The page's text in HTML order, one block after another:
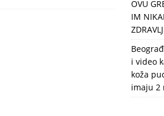
OVU
IM
i video
koža
imaju 2